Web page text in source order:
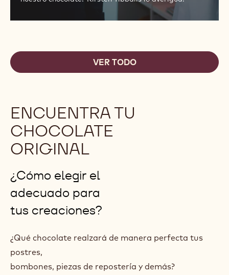
VER TODO
ENCUENTRA TU
CHOCOLATE
ORIGINAL
¿Cómo elegir el
adecuado para
tus creaciones?
¿Qué chocolate realzará de manera perfecta tus
postres,
bombones, piezas de repostería y demás?